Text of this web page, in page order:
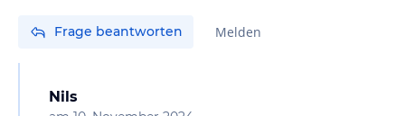
Frage beantworten Melden
Nils